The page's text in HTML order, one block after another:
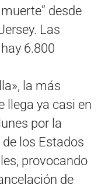
desde
Las
6.800
la más
llega ya casi en
por la
los Estados
provocando
de